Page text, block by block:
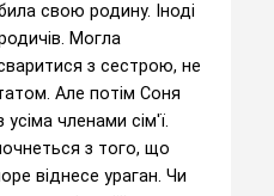
свою родину. Іноді
Могла
з сестрою, не
Але потім Соня
членами сім'ї.
з того, що
віднесе ураган. Чи